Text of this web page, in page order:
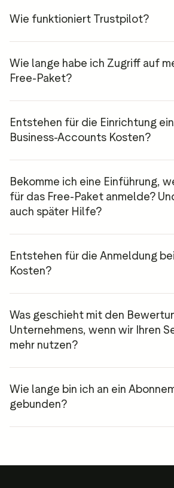
Wie funktioniert Trustpilot?
Wie lange habe ich Zugriff auf
Free-Paket?
Entstehen für die Einrichtung
Business-Accounts Kosten?
Bekomme ich eine Einführung,
für das Free-Paket anmelde?
auch später Hilfe?
Entstehen für die Anmeldung
Kosten?
einfach eine unverbindliche
Was geschieht mit den
Unternehmens, wenn wir Ihren
mehr nutzen?
Wie lange bin ich an ein
gebunden?